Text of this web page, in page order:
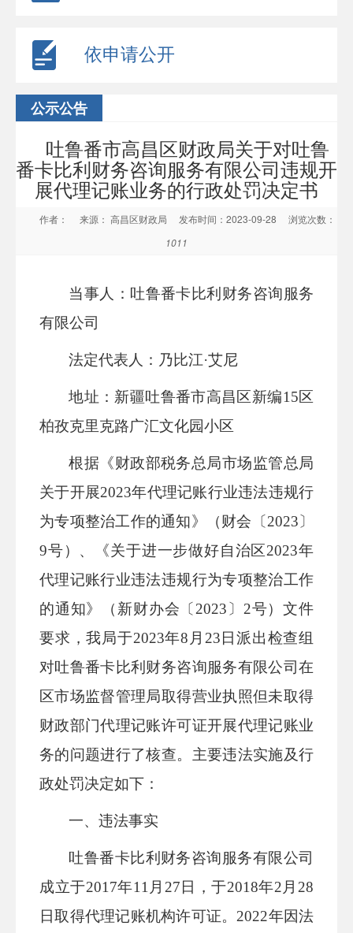
依申请公开
公示公告
吐鲁番市高昌区财政局关于对吐鲁
番卡比利财务咨询服务有限公司违规开
展代理记账业务的行政处罚决定书
作者： 来源： 高昌区财政局 发布时间：2023-09-28
浏览次数：
1011
当事人：吐鲁番卡比利财务咨询服务
有限公司
法定代表人：乃比江·艾尼
地址：新疆吐鲁番市高昌区新编15区
柏孜克里克路广汇文化园小区
根据《财政部税务总局市场监管总局
关于开展2023年代理记账行业违法违规行
为专项整治工作的通知》（财会〔2023〕
9号）、《关于进一步做好自治区2023年
代理记账行业违法违规行为专项整治工作
的通知》（新财办会〔2023〕2号）文件
要求，我局于2023年8月23日派出检查组
对吐鲁番卡比利财务咨询服务有限公司在
区市场监督管理局取得营业执照但未取得
财政部门代理记账许可证开展代理记账业
务的问题进行了核查。主要违法实施及行
政处罚决定如下：
一、违法事实
吐鲁番卡比利财务咨询服务有限公司
成立于2017年11月27日，于2018年2月28
日取得代理记账机构许可证。2022年因法